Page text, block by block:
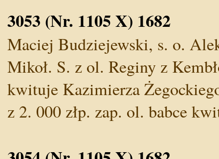
3053 (Nr. 1105 X) 1682
Maciej Budziejewski, s. o.
Mikoł. S. z ol. Reginy z
kwituje Kazimierza
z 2. 000 złp. zap. ol. babce